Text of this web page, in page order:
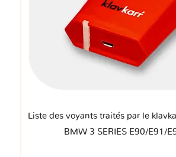
Liste des voyants traités par le
BMW 3 SERIES E90/E91/